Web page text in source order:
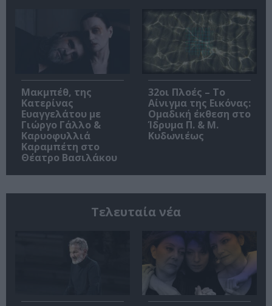
Μακμπέθ, της
Κατερίνας
Ευαγγελάτου με
Γιώργο Γάλλο &
Καρυοφυλλιά
Καραμπέτη στο
Θέατρο Βασιλάκου
32οι Πλοές – Το
Αίνιγμα της Εικόνας:
Ομαδική έκθεση στο
Ίδρυμα Π. & Μ.
Κυδωνιέως
Τελευταία νέα